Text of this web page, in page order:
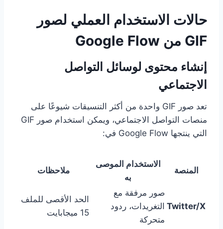
حالات الاستخدام العملي لصور
GIF من Google Flow
إنشاء محتوى لوسائل التواصل
الاجتماعي
تعد صور GIF واحدة من أكثر التنسيقات شيوعًا على
منصات التواصل الاجتماعي، ويمكن استخدام صور GIF
التي ينتجها Google Flow في:
المنصة
الاستخدام الموصى
به
ملاحظات
Twitter/X
صور مرفقة مع
التغريدات، ردود
متحركة
الحد الأقصى للملف
15 ميجابايت